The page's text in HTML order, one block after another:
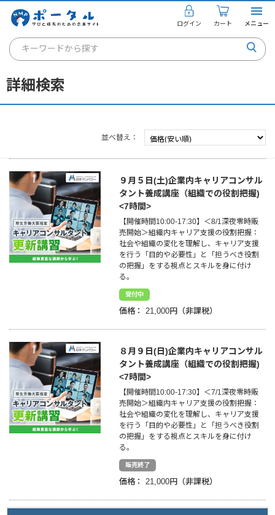
ログイン カート メニュー
キーワードから探す
通信講座
キャリアコンサルタント
お知らせ
ご利用ガイド
個人のお客様
閉じる
詳細検索
並べ替え
９月５日(土)企業内キャリアコンサル
タント養成講座（組織での役割把握)
<7時間>
【開催時間10:00-17:30】＜8/1深夜零時販
売開始＞組織内キャリア支援の役割把握：
社会や組織の変化を理解し、キャリア支援
を行う「目的や必要性」と「担うべき役割
の把握」をする視点とスキルを身に付け
る。
受付中
価格： 21,000円
８月９日(日)企業内キャリアコンサル
タント養成講座（組織での役割把握)
<7時間>
【開催時間10:00-17:30】＜7/1深夜零時販
売開始＞組織内キャリア支援の役割把握：
社会や組織の変化を理解し、キャリア支援
を行う「目的や必要性」と「担うべき役割
の把握」をする視点とスキルを身に付け
る。
販売終了
価格： 21,000円